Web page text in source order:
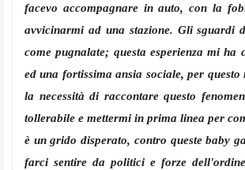
facevo accompagnare in auto, con la
avvicinarmi ad una stazione. Gli sguardi
come pugnalate; questa esperienza mi ha
ed una fortissima ansia sociale, per questo
la necessità di raccontare questo
tollerabile e mettermi in prima linea per
è un grido disperato, contro queste baby
farci sentire da politici e forze